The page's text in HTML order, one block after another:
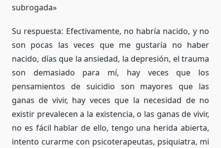
subrogada»
Su respuesta: Efectivamente, no habría nacido, y no
son pocas las veces que me gustaría no haber
nacido, días que la ansiedad, la depresión, el trauma
son demasiado para mí, hay veces que los
pensamientos de suicidio son mayores que las
ganas de vivir, hay veces que la necesidad de no
existir prevalecen a la existencia, o las ganas de vivir,
no es fácil hablar de ello, tengo una herida abierta,
intento curarme con psicoterapeutas, psiquiatra, mi